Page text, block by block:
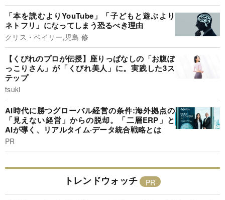
「本を読むよりYouTube」「子どもと遊ぶより
ネトフリ」になってしまう恐るべき理由
クリス・ベイリー,児島 修
【くびれのプロが伝授】座りっぱなしの「お腹ぽ
っこりさん」が「くびれ美人」に。実践した3ス
テップ
tsuki
AI時代に勝つグローバル経営の条件:海外拠点の
「見えない経営」からの脱却。「二層ERP」と
AIが導く、リアルタイム·データ統合戦略とは
PR
トレンドウォッチ